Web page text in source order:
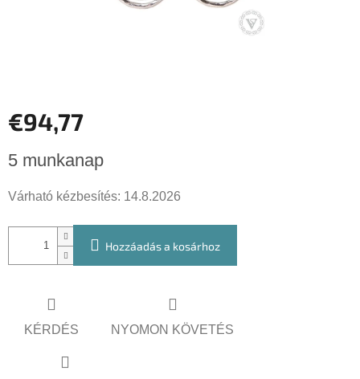
€94,77
5 munkanap
Várható kézbesítés: 14.8.2026
Hozzáadás a kosárhoz
KÉRDÉS NYOMON KÖVETÉS